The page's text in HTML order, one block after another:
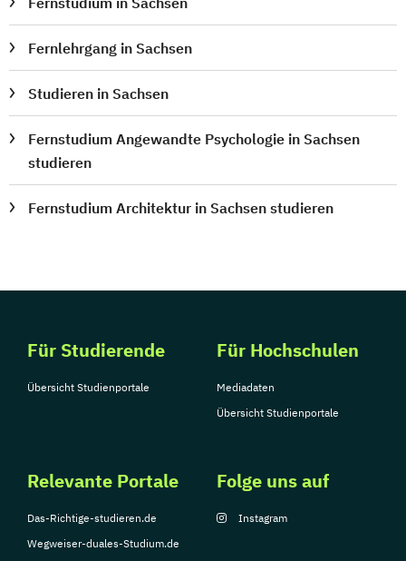
Fernlehrgang in Sachsen
Studieren in Sachsen
Fernstudium Angewandte Psychologie in Sachsen
studieren
Fernstudium Architektur in Sachsen studieren
Für Studierende
Übersicht Studienportale
Für Hochschulen
Mediadaten
Übersicht Studienportale
Relevante Portale
Das-Richtige-studieren.de
Wegweiser-duales-Studium.de
Folge uns auf
Instagram